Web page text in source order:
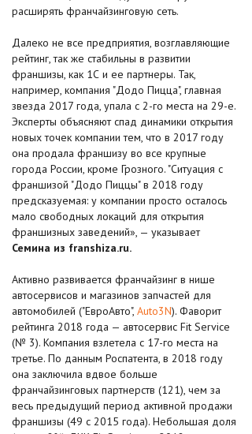
расширять франчайзинговую сеть.
Далеко не все предприятия, возглавляющие
рейтинг, так же стабильны в развитии
франшизы, как 1С и ее партнеры. Так,
например, компания "Додо Пицца", главная
звезда 2017 года, упала с 2-го места на 29-е.
Эксперты объясняют спад динамики открытия
новых точек компании тем, что в 2017 году
она продала франшизу во все крупные
города России, кроме Грозного. "Ситуация с
франшизой "Додо Пиццы" в 2018 году
предсказуемая: у компании просто осталось
мало свободных локаций для открытия
франшизных заведений», — указывает
Семина из franshiza.ru.
Активно развивается франчайзинг в нише
автосервисов и магазинов запчастей для
автомобилей ("ЕвроАвто", Auto3N). Фаворит
рейтинга 2018 года — автосервис Fit Service
(№ 3). Компания взлетела с 17-го места на
третье. По данным Роспатента, в 2018 году
она заключила вдвое больше
франчайзинговых партнерств (121), чем за
весь предыдущий период активной продажи
франшизы (49 с 2015 года). Небольшая доля